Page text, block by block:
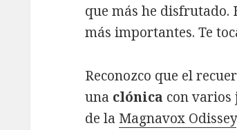
que más he disfrutado.
más importantes. Te
Reconozco que el
una clónica con varios
de la Magnavox Odissey